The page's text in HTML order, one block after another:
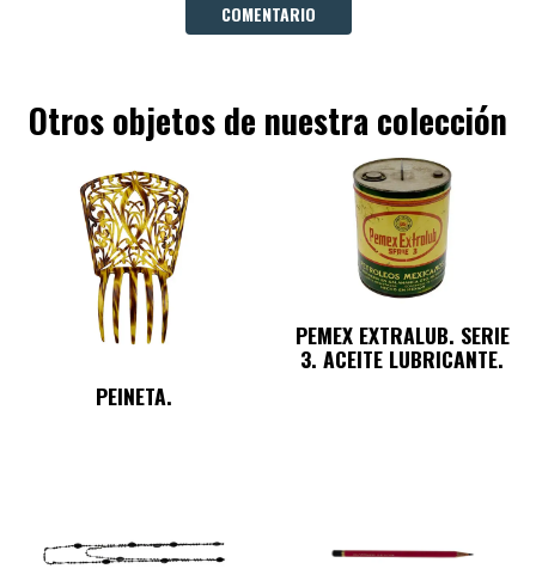
COMENTARIO
Otros objetos de nuestra colección
PEINETA.
PEMEX EXTRALUB. SERIE
3. ACEITE LUBRICANTE.